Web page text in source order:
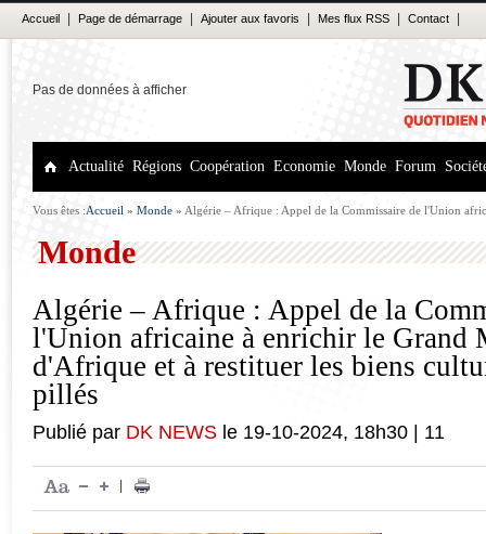
Accueil Page de démarrage Ajouter aux favoris Mes flux RSS Contact
Pas de données à afficher
Actualité Régions Coopération Economie Monde Forum
Vous êtes :Accueil » Monde » Algérie – Afrique : Appel de la Commissaire de l'Union
Monde
Algérie – Afrique : Appel de la
l'Union africaine à enrichir le Grand
d'Afrique et à restituer les biens
pillés
Publié par DK NEWS le 19-10-2024, 18h30 11